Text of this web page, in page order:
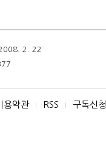
2008. 2. 22
용약관 I RSS I 구독신청